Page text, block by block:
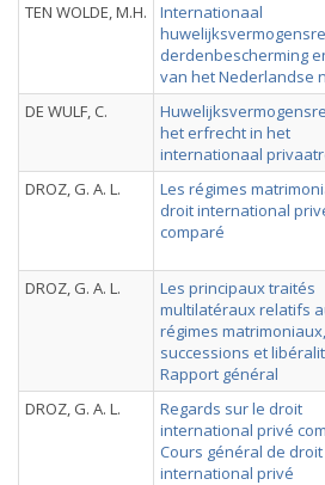
TEN WOLDE, M.H.
Internationaal
derdenbescherming
van het Nederlandse
DE WULF, C.
het erfrecht in het
internationaal
DROZ, G. A. L.
Les régimes
droit international
comparé
DROZ, G. A. L.
Les principaux traités
multilatéraux relatifs
régimes matrimoniaux,
successions et
Rapport général
DROZ, G. A. L.
Regards sur le droit
international privé
Cours général de droit
international privé